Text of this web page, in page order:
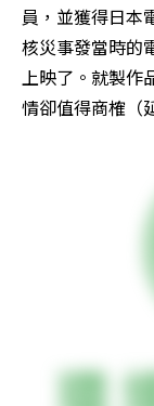
員，並獲得日本
核災事發當時的
上映了。就製
情卻值得商榷（